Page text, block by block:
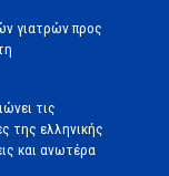
γιατρών προς
τις
της ελληνικής
και ανωτέρα